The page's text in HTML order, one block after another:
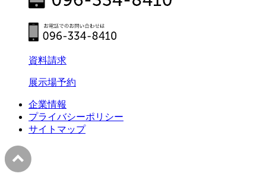
資料請求
展示場予約
企業情報
プライバシーポリシー
サイトマップ